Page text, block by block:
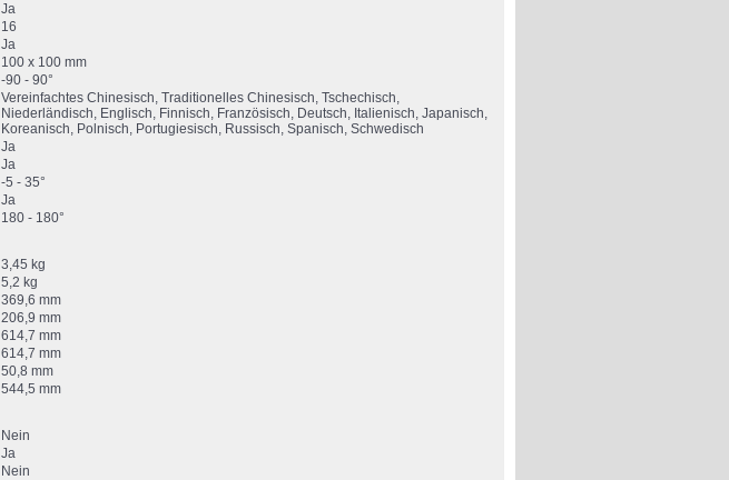
Ja
16
Ja
100 x 100 mm
-90 - 90°
Vereinfachtes Chinesisch, Traditionelles Chinesisch, Tschechisch,
Niederländisch, Englisch, Finnisch, Französisch, Deutsch, Italienisch, Japanisch,
Koreanisch, Polnisch, Portugiesisch, Russisch, Spanisch, Schwedisch
Ja
Ja
-5 - 35°
Ja
180 - 180°
3,45 kg
5,2 kg
369,6 mm
206,9 mm
614,7 mm
614,7 mm
50,8 mm
544,5 mm
Nein
Ja
Nein